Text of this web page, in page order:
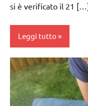
si è verificato il 21
Leggi tutto
acquarello
ARTE
IMMAGINE